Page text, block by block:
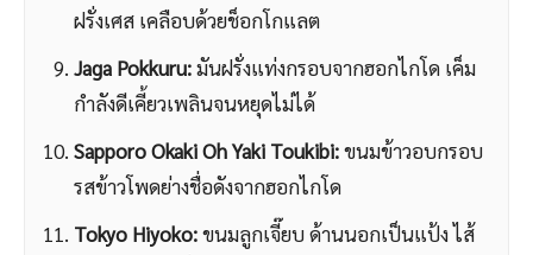
ฝรั่งเศส เคลือบด้วยช็อกโกแลต
Jaga Pokkuru:มันฝรั่งแท่งกรอบจากฮอกไกโด เค็ม
กำลังดีเคี้ยวเพลินจนหยุดไม่ได้
Sapporo Okaki Oh Yaki Toukibi:ขนมข้าวอบกรอบ
รสข้าวโพดย่างชื่อดังจากฮอกไกโด
Tokyo Hiyoko:ขนมลูกเจี๊ยบ ด้านนอกเป็นแป้ง ไส้